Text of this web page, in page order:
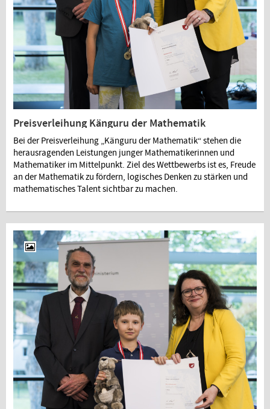
Preisverleihung Känguru der Mathematik
Bei der Preisverleihung „Känguru der Mathematik“ stehen die
herausragenden Leistungen junger Mathematikerinnen und
Mathematiker im Mittelpunkt. Ziel des Wettbewerbs ist es, Freude
an der Mathematik zu fördern, logisches Denken zu stärken und
mathematisches Talent sichtbar zu machen.